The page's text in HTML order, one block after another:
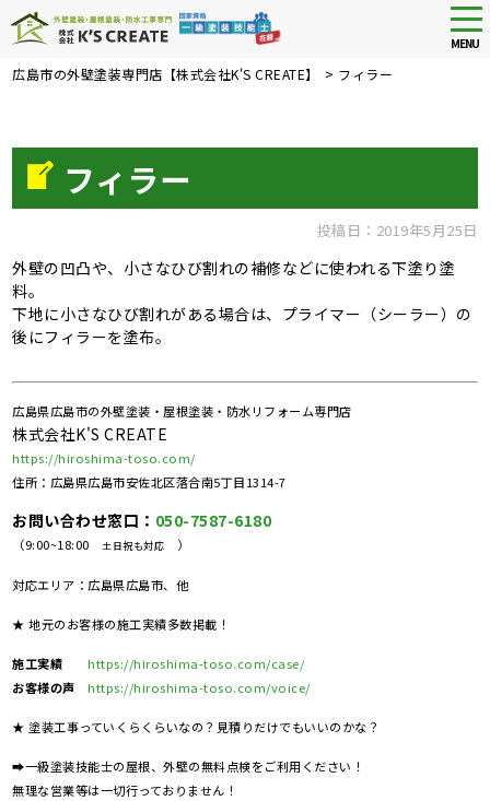
Skip
MENU
広島市の外壁塗装専門店【株式会社K'S CREATE】 > フィラー
フィラー
投稿日：2019年5月25日
外壁の凹凸や、小さなひび割れの補修などに使われる下塗り塗
料。
下地に小さなひび割れがある場合は、プライマー（シーラー）の
後にフィラーを塗布。
広島県広島市の外壁塗装・屋根塗装・防水リフォーム専門店
株式会社K'S CREATE
https://hiroshima-toso.com/
住所：広島県広島市安佐北区落合南5丁目1314-7
お問い合わせ窓口： 050-7587-6180
（9:00~18:00 土日祝も対応 ）
対応エリア：広島県広島市、他
★ 地元のお客様の施工実績多数掲載！
施工実績
https://hiroshima-toso.com/case/
お客様の声
https://hiroshima-toso.com/voice/
★ 塗装工事っていくらくらいなの？見積りだけでもいいのかな？
➡一級塗装技能士の屋根、外壁の無料点検をご利用ください！
無理な営業等は一切行っておりません！